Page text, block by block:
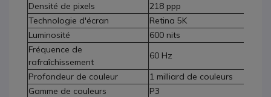
Densité de pixels
218 ppp
Technologie d'écran
Retina 5K
Luminosité
600 nits
Fréquence de
rafraîchissement
60 Hz
Profondeur de couleur
1 milliard de couleurs
Gamme de couleurs
P3